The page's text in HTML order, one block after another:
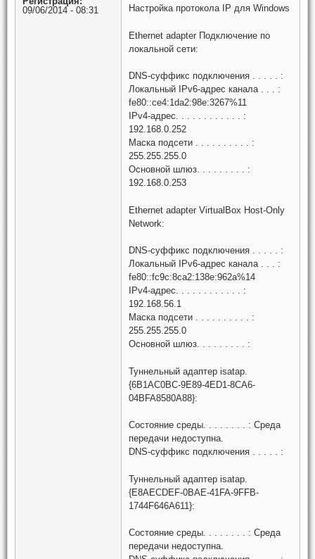
09/06/2014 - 08:31
Настройка протокола IP для Windows
Ethernet adapter Подключение по
локальной сети:
DNS-суффикс подключения . . . . . :
Локальный IPv6-адрес канала . . . :
fe80::ce4:1da2:98e:3267%11
IPv4-адрес. . . . . . . . . . . . :
192.168.0.252
Маска подсети . . . . . . . . . . :
255.255.255.0
Основной шлюз. . . . . . . . . :
192.168.0.253
Ethernet adapter VirtualBox Host-Only
Network:
DNS-суффикс подключения . . . . . :
Локальный IPv6-адрес канала . . . :
fe80::fc9c:8ca2:138e:962a%14
IPv4-адрес. . . . . . . . . . . . :
192.168.56.1
Маска подсети . . . . . . . . . . :
255.255.255.0
Основной шлюз. . . . . . . . . :
Туннельный адаптер isatap.
{6B1AC0BC-9E89-4ED1-8CA6-
04BFA8580A88}:
Состояние среды. . . . . . . . : Среда
передачи недоступна.
DNS-суффикс подключения . . . . . :
Туннельный адаптер isatap.
{E8AECDEF-0BAE-41FA-9FFB-
1744F646A611}:
Состояние среды. . . . . . . . : Среда
передачи недоступна.